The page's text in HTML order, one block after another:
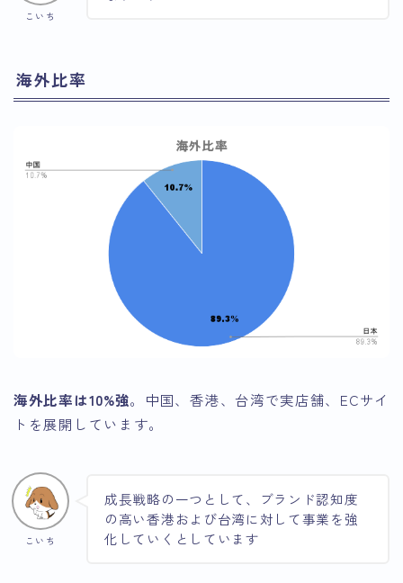
こいち
海外比率
海外比率は10%強。中国、香港、台湾で実店舗、ECサイ
トを展開しています。
こいち
成長戦略の一つとして、ブランド認知度
の高い香港および台湾に対して事業を強
化していくとしています